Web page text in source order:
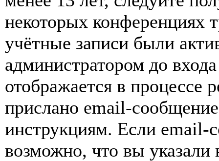
некоторых конференциях
учётные записи были
администратором до
отображается в процессе
прислано email-
инструкциям. Если email-
возможно, что вы